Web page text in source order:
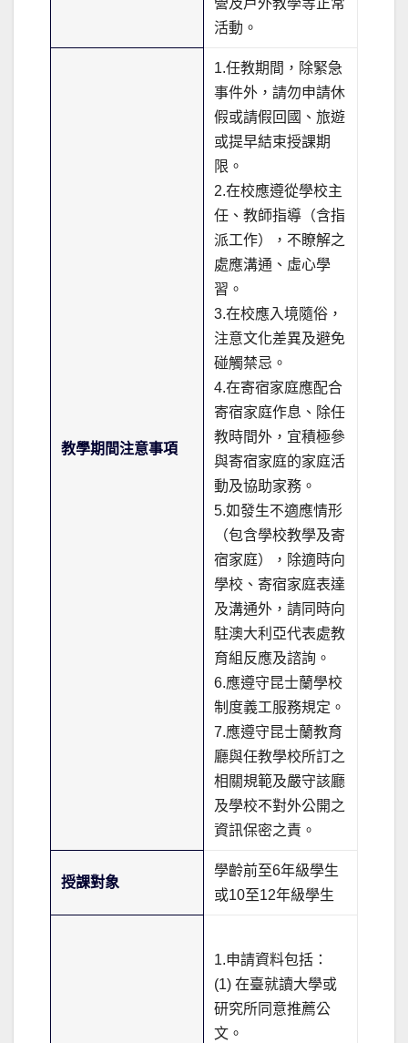
營及戶外教學等正常
活動。
教學期間注意事項
1.任教期間，除緊急
事件外，請勿申請休
假或請假回國、旅遊
或提早結束授課期
限。
2.在校應遵從學校主
任、教師指導（含指
派工作），不瞭解之
處應溝通、虛心學
習。
3.在校應入境隨俗，
注意文化差異及避免
碰觸禁忌。
4.在寄宿家庭應配合
寄宿家庭作息、除任
教時間外，宜積極參
與寄宿家庭的家庭活
動及協助家務。
5.如發生不適應情形
（包含學校教學及寄
宿家庭），除適時向
學校、寄宿家庭表達
及溝通外，請同時向
駐澳大利亞代表處教
育組反應及諮詢。
6.應遵守昆士蘭學校
制度義工服務規定。
7.應遵守昆士蘭教育
廳與任教學校所訂之
相關規範及嚴守該廳
及學校不對外公開之
資訊保密之責。
授課對象
學齡前至6年級學生
或10至12年級學生
1.申請資料包括：
(1) 在臺就讀大學或
研究所同意推薦公
文。